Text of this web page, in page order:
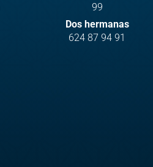
99
Dos hermanas
624 87 94 91